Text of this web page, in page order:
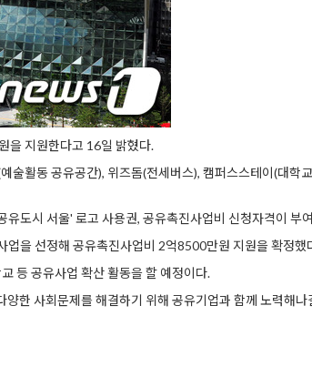
을 지원한다고 16일 밝혔다.
술활동 공유공간), 위즈돔(전세버스), 캠퍼스스테이(대
도시 서울' 로고 사용권, 공유촉진사업비 신청자격이 부
을 선정해 공유촉진사업비 2억8500만원 지원을 확정했
등 공유사업 확산 활동을 할 예정이다.
한 사회문제를 해결하기 위해 공유기업과 함께 노력해